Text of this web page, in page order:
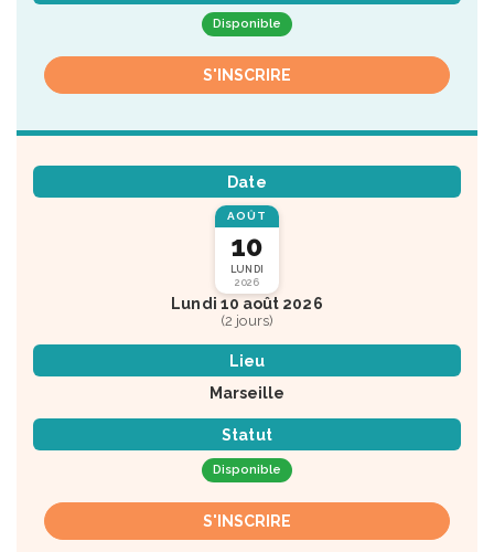
Disponible
S'INSCRIRE
Date
AOÛT
10
LUNDI
2026
Lundi 10 août 2026
(2 jours)
Lieu
Marseille
Statut
Disponible
S'INSCRIRE